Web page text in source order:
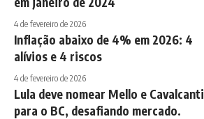
4 de fevereiro de 2026
Inflação abaixo de 4% em 2026: 4
alívios e 4 riscos
4 de fevereiro de 2026
Lula deve nomear Mello e Cavalcanti
para o BC, desafiando mercado.